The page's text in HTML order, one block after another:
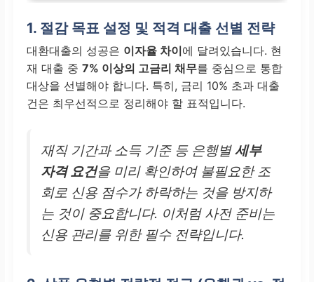
1. 절감 목표 설정 및 적격 대출 선별 전략
대환대출의 성공은 이자율 차이에 달려있습니다. 현
재 대출 중7% 이상의 고금리 채무를 중심으로 통합
대상을 선별해야 합니다. 특히, 금리 10% 초과 대출
건은 최우선적으로 정리해야 할 표적입니다.
재직 기간과 소득 기준 등 은행별세부
자격 요건을 미리 확인하여 불필요한 조
회로 신용 점수가 하락하는 것을 방지하
는 것이 중요합니다. 이처럼 사전 준비는
신용 관리를 위한 필수 전략입니다.